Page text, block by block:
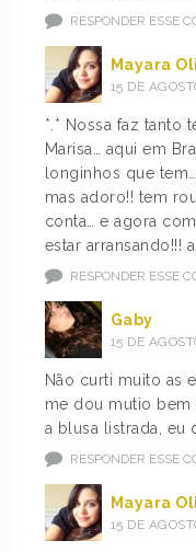
RESPONDER ESSE
Mayara
15 DE
*.* Nossa faz tanto
Marisa… aqui em
longinhos que
mas adoro!! tem
conta… e agora
estar arransando!!!
RESPONDER ESSE
Gaby
15 DE
Não curti muito as
me dou mutio bem
a blusa listrada, eu
RESPONDER ESSE
Mayara
15 DE